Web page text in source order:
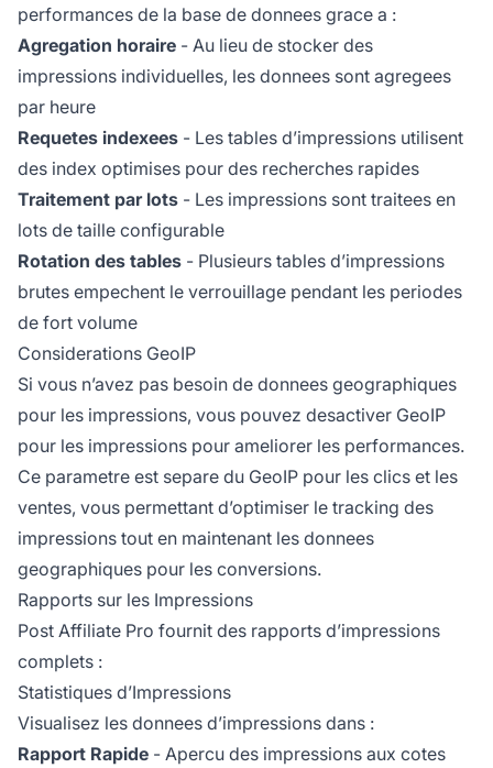
performances de la base de donnees grace a :
Agregation horaire - Au lieu de stocker des
impressions individuelles, les donnees sont agregees
par heure
Requetes indexees - Les tables d’impressions utilisent
des index optimises pour des recherches rapides
Traitement par lots - Les impressions sont traitees en
lots de taille configurable
Rotation des tables - Plusieurs tables d’impressions
brutes empechent le verrouillage pendant les periodes
de fort volume
Considerations GeoIP
Si vous n’avez pas besoin de donnees geographiques
pour les impressions, vous pouvez desactiver GeoIP
pour les impressions pour ameliorer les performances.
Ce parametre est separe du GeoIP pour les clics et les
ventes, vous permettant d’optimiser le tracking des
impressions tout en maintenant les donnees
geographiques pour les conversions.
Rapports sur les Impressions
Post Affiliate Pro fournit des rapports d’impressions
complets :
Statistiques d’Impressions
Visualisez les donnees d’impressions dans :
Rapport Rapide - Apercu des impressions aux cotes